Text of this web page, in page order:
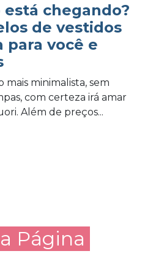
chegando?
de vestidos
para você e
minimalista, sem
com certeza irá amar
Além de preços...
Página